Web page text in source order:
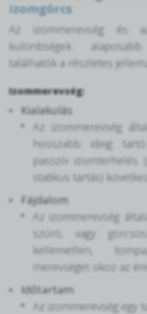
izomgörcs
Az izommerevség és
különbségek
találhatók a részletes
Izommerevség:
Kialakulás
Az izommerevség
hosszabb ideig
passzív izomterhelés
statikus tartás)
Fájdalom
Az izommerevség
szúró, vagy
kellemetlen,
merevséget okoz az
Időtartam
Az izommerevség egy